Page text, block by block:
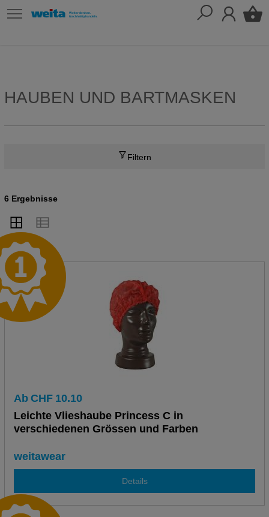
HAUBEN UND BARTMASKEN
Filtern
6 Ergebnisse
Ab CHF 10.10
Leichte Vlieshaube Princess C in
verschiedenen Grössen und Farben
weitawear
Details